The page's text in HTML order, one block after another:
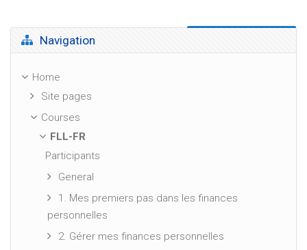
Skip Navigation
Navigation
Home
Site pages
Courses
FLL-FR
Participants
General
1. Mes premiers pas dans les finances
personnelles
2. Gérer mes finances personnelles